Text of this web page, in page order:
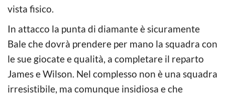
vista fisico.
In attacco la punta di diamante è sicuramente
Bale che dovrà prendere per mano la squadra con
le sue giocate e qualità, a completare il reparto
James e Wilson. Nel complesso non è una squadra
irresistibile, ma comunque insidiosa e che